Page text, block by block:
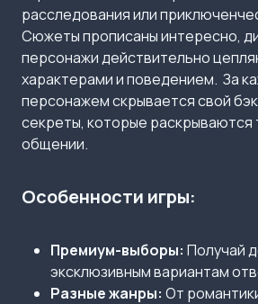
расследования или
Сюжеты прописаны интересно,
персонажи действительно
характерами и поведением. За
персонажем скрывается свой
секреты, которые раскрываются
общении.
Особенности игры:
Премиум-выборы: Получай
эксклюзивным вариантам
Разные жанры: От